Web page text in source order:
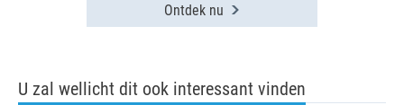
Ontdek nu
U zal wellicht dit ook interessant vinden